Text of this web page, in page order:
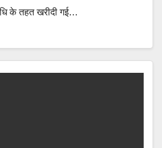
के तहत खरीदी गई…